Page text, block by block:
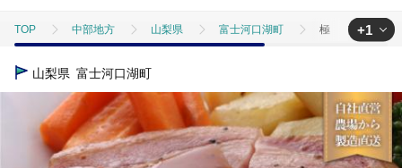
TOP 中部地方 山梨県 富士河口湖町 極 熟成ロース
TOP
+1
山梨県 富士河口湖町